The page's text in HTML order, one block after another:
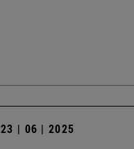
23 | 06 | 2025